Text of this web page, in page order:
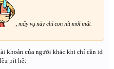
, mấy vụ này chỉ con nit mới mât
khoản của người khác khi chỉ cần id
pít hết